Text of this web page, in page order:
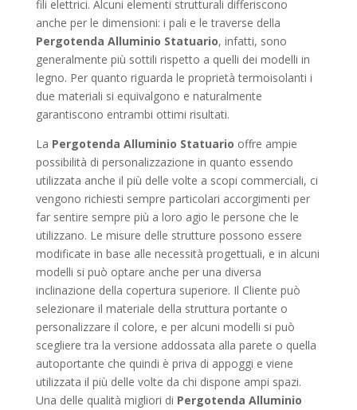
fili elettrici. Alcuni elementi strutturali differiscono
anche per le dimensioni: i pali e le traverse della
Pergotenda Alluminio Statuario, infatti, sono
generalmente più sottili rispetto a quelli dei modelli in
legno. Per quanto riguarda le proprietà termoisolanti i
due materiali si equivalgono e naturalmente
garantiscono entrambi ottimi risultati.
La Pergotenda Alluminio Statuario offre ampie
possibilità di personalizzazione in quanto essendo
utilizzata anche il più delle volte a scopi commerciali, ci
vengono richiesti sempre particolari accorgimenti per
far sentire sempre più a loro agio le persone che le
utilizzano. Le misure delle strutture possono essere
modificate in base alle necessità progettuali, e in alcuni
modelli si può optare anche per una diversa
inclinazione della copertura superiore. Il Cliente può
selezionare il materiale della struttura portante o
personalizzare il colore, e per alcuni modelli si può
scegliere tra la versione addossata alla parete o quella
autoportante che quindi è priva di appoggi e viene
utilizzata il più delle volte da chi dispone ampi spazi.
Una delle qualità migliori di Pergotenda Alluminio